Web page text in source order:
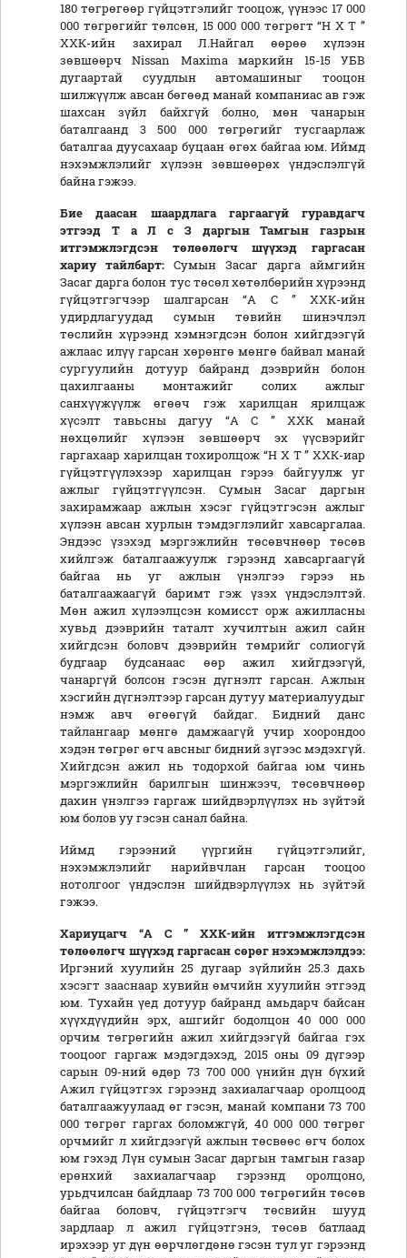
180 төгрөгөөр гүйцэтгэлийг тооцож, үүнээс 17 000
000 төгрөгийг төлсөн, 15 000 000 төгрөгт “Н Х Т ”
ХХК-ийн захирал Л.Найгал өөрөө хүлээн
зөвшөөрч Nissan Maxima маркийн 15-15 УБВ
дугаартай суудлын автомашиныг тооцон
шилжүүлж авсан бөгөөд манай компаниас ав гэж
шахсан зүйл байхгүй болно, мөн чанарын
баталгаанд 3 500 000 төгрөгийг тусгаарлаж
баталгаа дуусахаар буцаан өгөх байгаа юм. Иймд
нэхэмжлэлийг хүлээн зөвшөөрөх үндэслэлгүй
байна гэжээ.
Бие даасан шаардлага гаргаагүй гуравдагч
этгээд Т а Л с З даргын Тамгын газрын
итгэмжлэгдсэн төлөөлөгч шүүхэд гаргасан
хариу тайлбарт: Сумын Засаг дарга аймгийн
Засаг дарга болон тус төсөл хөтөлбөрийн хүрээнд
гүйцэтгэгчээр шалгарсан “А С ” ХХК-ийн
удирдлагуудад сумын төвийн шинэчлэл
төслийн хүрээнд хэмнэгдсэн болон хийгдээгүй
ажлаас илүү гарсан хөрөнгө мөнгө байвал манай
сургуулийн дотуур байранд дээврийн болон
цахилгааны монтажийг солих ажлыг
санхүүжүүлж өгөөч гэж харилцан ярилцаж
хүсэлт тавьсны дагуу “А С ” ХХК манай
нөхцөлийг хүлээн зөвшөөрч эх үүсвэрийг
гаргахаар харилцан тохиролцож “Н Х Т ” ХХК-иар
гүйцэтгүүлэхээр харилцан гэрээ байгуулж уг
ажлыг гүйцэтгүүлсэн. Сумын Засаг даргын
захирамжаар ажлын хэсэг гүйцэтгэсэн ажлыг
хүлээн авсан хурлын тэмдэглэлийг хавсаргалаа.
Эндээс үзэхэд мэргэжлийн төсөвчнөөр төсөв
хийлгэж баталгаажуулж гэрээнд хавсаргаагүй
байгаа нь уг ажлын үнэлгээ гэрээ нь
баталгаажаагүй баримт гэж үзэх үндэслэлтэй.
Мөн ажил хүлээлцсэн комисст орж ажилласны
хувьд дээврийн таталт хучилтын ажил сайн
хийгдсэн боловч дээврийн төмрийг солиогүй
будгаар будсанаас өөр ажил хийгдээгүй,
чанаргүй болсон гэсэн дүгнэлт гарсан. Ажлын
хэсгийн дүгнэлтээр гарсан дутуу материалуудыг
нэмж авч өгөөгүй байдаг. Бидний данс
тайлангаар мөнгө дамжаагүй учир хоорондоо
хэдэн төгрөг өгч авсныг бидний зүгээс мэдэхгүй.
Хийгдсэн ажил нь тодорхой байгаа юм чинь
мэргэжлийн барилгын шинжээч, төсөвчнөөр
дахин үнэлгээ гаргаж шийдвэрлүүлэх нь зүйтэй
юм болов уу гэсэн санал байна.
Иймд гэрээний үүргийн гүйцэтгэлийг,
нэхэмжлэлийг нарийвчлан гарсан тооцоо
нотолгоог үндэслэн шийдвэрлүүлэх нь зүйтэй
гэжээ.
Хариуцагч “А С ” ХХК-ийн итгэмжлэгдсэн
төлөөлөгч шүүхэд гаргасан сөрөг нэхэмжлэлдээ:
Иргэний хуулийн 25 дугаар зүйлийн 25.3 дахь
хэсэгт зааснаар хувийн өмчийн хуулийн этгээд
юм. Тухайн үед дотуур байранд амьдарч байсан
хүүхдүүдийн эрх, ашгийг бодолцон 40 000 000
орчим төгрөгийн ажил хийгдээгүй байгаа гэх
тооцоог гаргаж мэдэгдэхэд, 2015 оны 09 дүгээр
сарын 09-ний өдөр 73 700 000 үнийн дүн бүхий
Ажил гүйцэтгэх гэрээнд захиалагчаар оролцоод
баталгаажуулаад өг гэсэн, манай компани 73 700
000 төгрөг гаргах боломжгүй, 40 000 000 төгрөг
орчмийг л хийгдээгүй ажлын төсвөөс өгч болох
юм гэхэд Лүн сумын Засаг даргын тамгын газар
ерөнхий захиалагчаар гэрээнд оролцоно,
урьдчилсан байдлаар 73 700 000 төгрөгийн төсөв
байгаа боловч, гүйцэтгэгч төсвийн шууд
зардлаар л ажил гүйцэтгэнэ, төсөв батлаад
ирэхээр уг дүн өөрчлөгдөнө гэсэн тул уг гэрээнд